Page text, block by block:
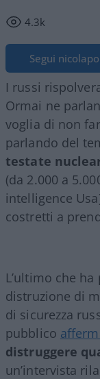
4.3k
Segui
I russi
Ormai ne
voglia di non
parlando del
testate
(da 2.000 a
intelligence
costretti a
L’ultimo che
distruzione di
di sicurezza
pubblico
distruggere
un’intervista